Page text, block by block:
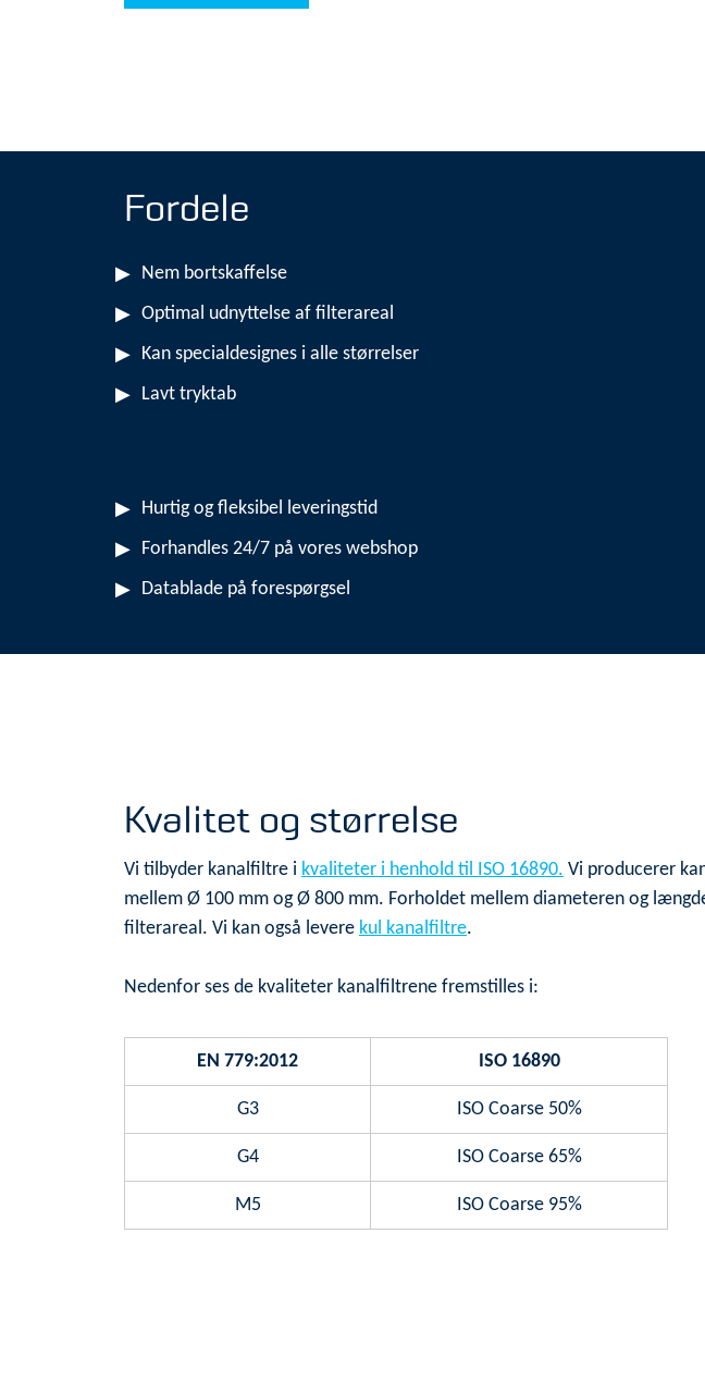
Fordele
Nem bortskaffelse
Optimal udnyttelse af filterareal
Kan specialdesignes i alle størrelser
Lavt tryktab
Hurtig og fleksibel leveringstid
Forhandles 24/7 på vores webshop
Datablade på forespørgsel
Kvalitet og størrelse
Vi tilbyder kanalfiltre i kvaliteter i henhold til ISO 16890. Vi producerer
mellem Ø 100 mm og Ø 800 mm. Forholdet mellem diameteren og
filterareal. Vi kan også levere kul kanalfiltre.
Nedenfor ses de kvaliteter kanalfiltrene fremstilles i:
EN 779:2012 ISO 16890
G3 ISO Coarse 50%
G4 ISO Coarse 65%
M5 ISO Coarse 95%